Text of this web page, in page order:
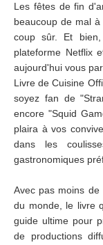
Les fêtes de fin
beaucoup de mal
coup sûr. Et
plateforme Netflix
aujourd'hui vous
Livre de Cuisine
soyez fan de
encore "Squid
plaira à vos
dans les
gastronomiques
Avec pas moins
du monde, le livre
guide ultime pour
de productions